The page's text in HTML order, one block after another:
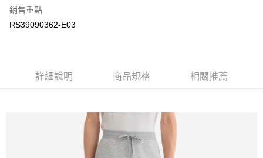
台灣樂天信用卡公司
玉山商業銀行
台灣樂天信用卡公司
免運費
銷售重點
RS39090362-E03
詳細說明 商品規格 相關推薦